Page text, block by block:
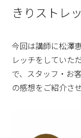
きりストレ
今回は講師に松澤
レッチをしていた
で、スタッフ・お
の感想をご紹介さ